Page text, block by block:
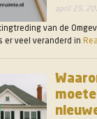
april 25,
van de
er veel veranderd in